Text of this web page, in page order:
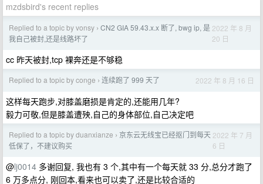
mzdsbird's recent replies
Replied to a topic by vonsy › CN2 GIA 59.43.x.x 断了, bwg ip, 是
我自己被封,还是线路坏了
2022 年 8 月
20 日
cc 昨天被封,tcp 裸奔还是不够稳
Replied to a topic by conge › 连续跑了 999 天了 2022 年 8 月 16 日
这样每天跑步,对膝盖磨损是肯定的,还能用几年?
毅力可敬,但是膝盖遭殃,自己的身体部位,自己决定吧
Replied to a topic by duanxianze › 京东云无线宝已经抠门到每天
低保了，不建议购买
2022 年 7 月
6 日
@lj0014 多谢回复, 我也有 3 个,其中有一个每天就 33 分,总分才跑了
6 万多点分, 刚回本,看来也可以卖了,还是比较合适的